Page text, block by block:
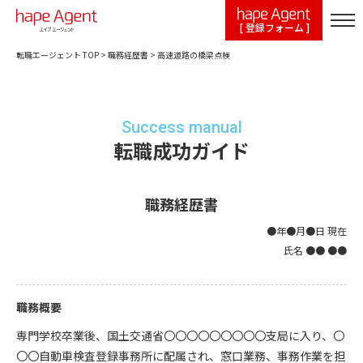
[ 登録フォーム ]
転職エージェント TOP > 職務経歴書 > 高速道路の橋梁点検
Success manual
転職成功ガイド
職務経歴書
●年●月●日 現在
氏名 ●● ●●
職務概要
専門学校卒業後、国土交通省〇〇〇〇〇〇〇〇〇支局に入り、〇
〇〇自動車検査登録事務所に配属され、窓口業務、事務作業を担